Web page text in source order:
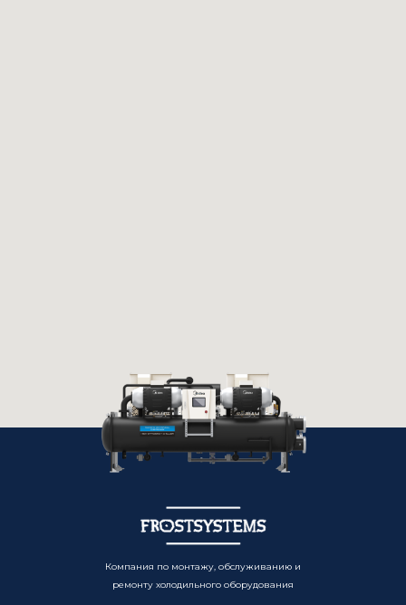
Компания по монтажу, обслуживанию и
ремонту холодильного оборудования